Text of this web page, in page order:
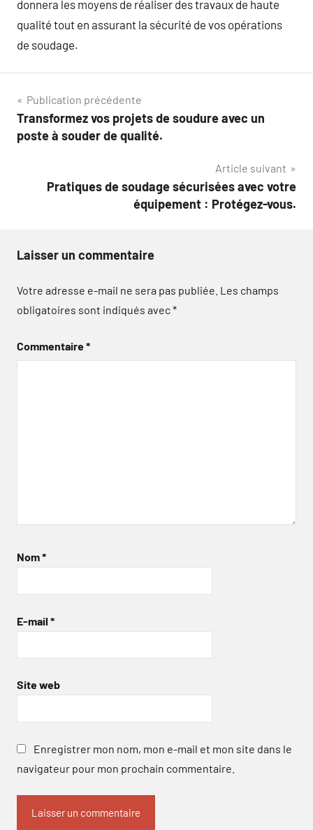
donnera les moyens de réaliser des travaux de haute
qualité tout en assurant la sécurité de vos opérations
de soudage.
Navigation
de
Publication précédente
Transformez vos projets de soudure avec un
poste à souder de qualité.
Article suivant
Pratiques de soudage sécurisées avec votre
équipement : Protégez-vous.
Laisser un commentaire
Votre adresse e-mail ne sera pas publiée. Les champs
obligatoires sont indiqués avec*
Commentaire*
Nom*
E-mail *
Site web
Enregistrer mon nom, mon e-mail et mon site dans le
navigateur pour mon prochain commentaire.